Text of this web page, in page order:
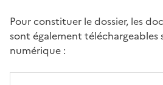
Pour constituer le dossier, les
sont également téléchargeables
numérique :